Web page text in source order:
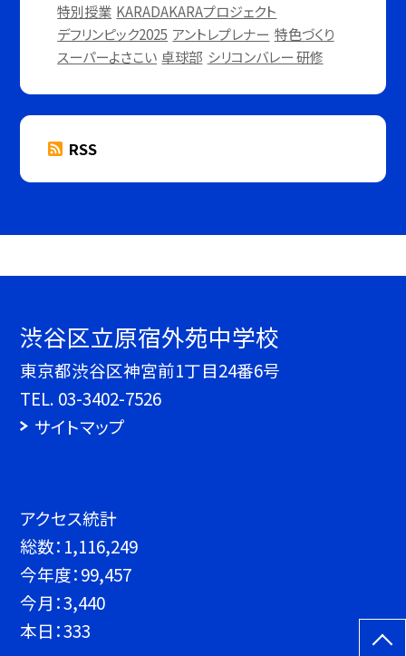
特別授業 KARADAKARAプロジェクト
デフリンピック2025 アントレプレナー 特色づくり
スーパーよさこい 卓球部 シリコンバレー 研修
RSS
渋谷区立原宿外苑中学校
東京都渋谷区神宮前1丁目24番6号
TEL. 03-3402-7526
サイトマップ
アクセス統計
総数： 1,116,249
今年度：99,457
今月：3,440
本日：333